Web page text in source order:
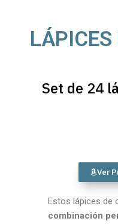
LÁPICES
Set de 24
Ver
Estos lápices de
combinación